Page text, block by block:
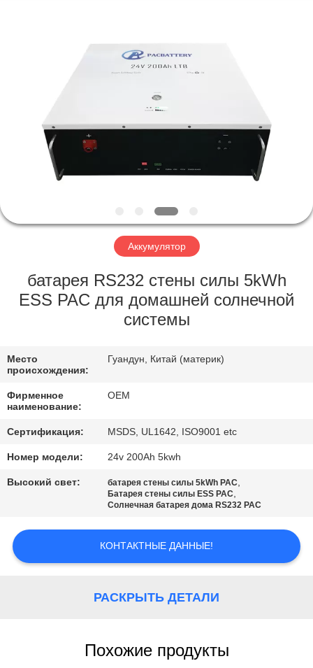
ПРОДУКТЫ
ПУТЕШЕСТВИЕ
ПРОВЕРКА
СВЯЖИТЕСЬ
МЫ
BLOG
СПРОСИТЕ
КАРТА
САЙТА
Аккумулятор
батарея RS232 стены силы 5kWh
ESS PAC для домашней солнечной
системы
Место
происхождения:
Гуандун, Китай (материк)
Фирменное
наименование:
OEM
Сертификация: MSDS, UL1642, ISO9001 etc
Номер модели: 24v 200Ah 5kwh
Высокий свет: батарея стены силы 5kWh PAC,
Батарея стены силы ESS PAC,
Солнечная батарея дома RS232 PAC
КОНТАКТНЫЕ ДАННЫЕ!
РАСКРЫТЬ ДЕТАЛИ
Похожие продукты